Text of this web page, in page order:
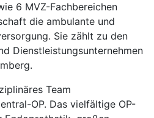
6 MVZ-Fachbereichen
die ambulante und
Sie zählt zu den
Dienstleistungsunternehmen
Team
OP. Das vielfältige OP-